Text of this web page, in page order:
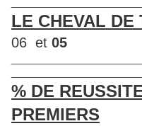
LE CHEVAL DE
06 et 05
% DE
PREMIERS